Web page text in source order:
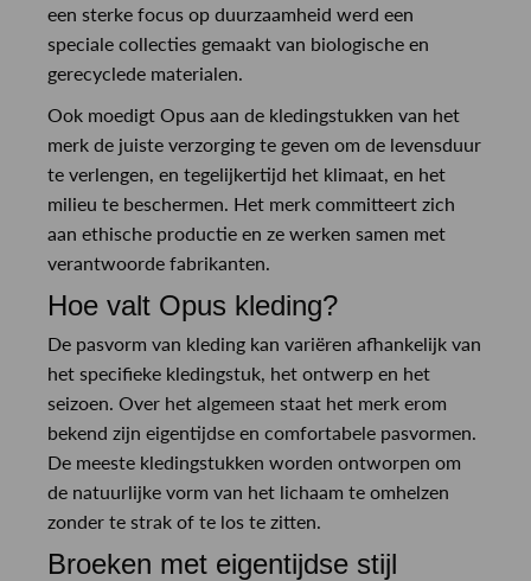
een sterke focus op duurzaamheid werd een
speciale collecties gemaakt van biologische en
gerecyclede materialen.
Ook moedigt Opus aan de kledingstukken van het
merk de juiste verzorging te geven om de levensduur
te verlengen, en tegelijkertijd het klimaat, en het
milieu te beschermen. Het merk committeert zich
aan ethische productie en ze werken samen met
verantwoorde fabrikanten.
Hoe valt Opus kleding?
De pasvorm van kleding kan variëren afhankelijk van
het specifieke kledingstuk, het ontwerp en het
seizoen. Over het algemeen staat het merk erom
bekend zijn eigentijdse en comfortabele pasvormen.
De meeste kledingstukken worden ontworpen om
de natuurlijke vorm van het lichaam te omhelzen
zonder te strak of te los te zitten.
Broeken met eigentijdse stijl